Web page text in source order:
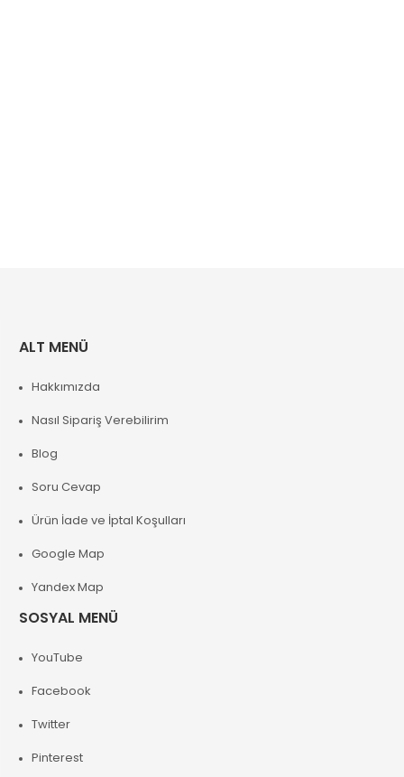
ALT MENÜ
Hakkımızda
Nasıl Sipariş Verebilirim
Blog
Soru Cevap
Ürün İade ve İptal Koşulları
Google Map
Yandex Map
SOSYAL MENÜ
YouTube
Facebook
Twitter
Pinterest